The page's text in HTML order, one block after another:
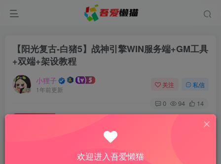
【阳光复古-白猪5】战神引擎WIN服务端+GM工具
+双端+架设教程
小狸子
1年前更新
关注 私信
0 94 14
此内容为付费资源，请付费后查看
欢迎进入吾爱懒猫